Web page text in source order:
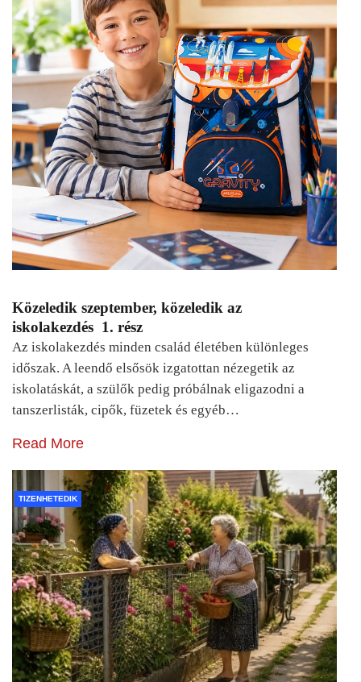
Közeledik szeptember, közeledik az
iskolakezdés 1. rész
Az iskolakezdés minden család életében különleges
időszak. A leendő elsősök izgatottan nézegetik az
iskolatáskát, a szülők pedig próbálnak eligazodni a
tanszerlisták, cipők, füzetek és egyéb…
Read More
TIZENHETEDIK